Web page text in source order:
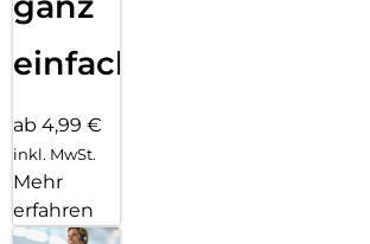
einfach
ab 4,99 €
inkl. MwSt.
Mehr
erfahren